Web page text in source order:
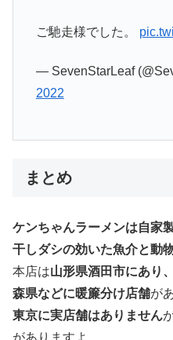
ご馳走様でした。
— SevenStarLeaf
2022
まとめ
ケンちゃんラーメンは自家
干しダシの効いた魚介と動
本店は山形県酒田市にあり
森県などに暖簾分け店舗が
東京に実店舗はありません
がありますよ。